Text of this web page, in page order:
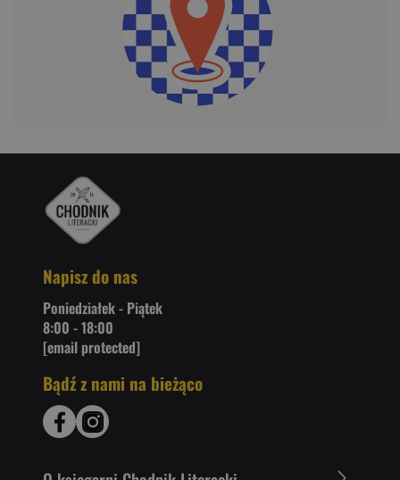
Napisz do nas
Poniedziałek - Piątek
8:00 - 18:00
[email protected]
Bądź z nami na bieżąco